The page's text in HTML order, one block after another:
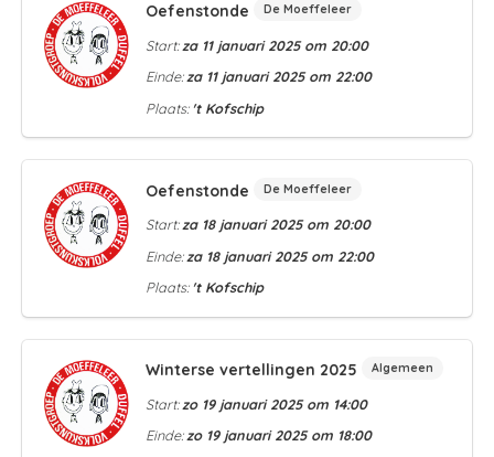
Oefenstonde De Moeffeleer
Start:za 11 januari 2025 om 20:00
Einde:za 11 januari 2025 om 22:00
Plaats:'t Kofschip
Oefenstonde De Moeffeleer
Start:za 18 januari 2025 om 20:00
Einde:za 18 januari 2025 om 22:00
Plaats:'t Kofschip
Winterse vertellingen 2025 Algemeen
Start:zo 19 januari 2025 om 14:00
Einde:zo 19 januari 2025 om 18:00